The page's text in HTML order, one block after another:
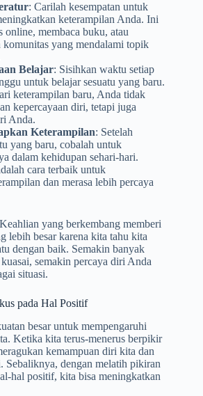
: Carilah kesempatan untuk
keterampilan Anda. Ini
online, membaca buku, atau
komunitas yang mendalami topik
Belajar: Sisihkan waktu setiap
untuk belajar sesuatu yang baru.
keterampilan baru, Anda tidak
kepercayaan diri, tetapi juga
Anda.
Keterampilan: Setelah
yang baru, cobalah untuk
dalam kehidupan sehari-hari.
cara terbaik untuk
dan merasa lebih percaya
Keahlian yang berkembang memberi
lebih besar karena kita tahu kita
dengan baik. Semakin banyak
semakin percaya diri Anda
situasi.
pada Hal Positif
besar untuk mempengaruhi
Ketika kita terus-menerus berpikir
kemampuan diri kita dan
Sebaliknya, dengan melatih pikiran
hal positif, kita bisa meningkatkan